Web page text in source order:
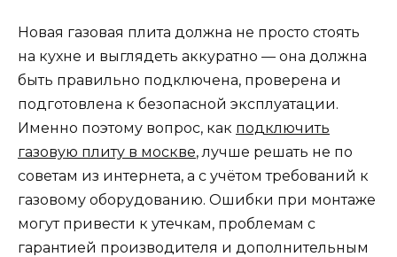
Новая газовая плита должна не просто стоять
на кухне и выглядеть аккуратно — она должна
быть правильно подключена, проверена и
подготовлена к безопасной эксплуатации.
Именно поэтому вопрос, как подключить
газовую плиту в москве, лучше решать не по
советам из интернета, а с учётом требований к
газовому оборудованию. Ошибки при монтаже
могут привести к утечкам, проблемам с
гарантией производителя и дополнительным